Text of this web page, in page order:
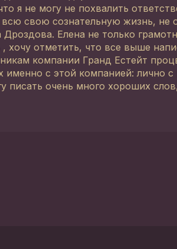
я не могу не похвалить
свою сознательную жизнь,
Елена не только
, хочу отметить, что все выше
компании Гранд Естейт
с этой компанией: лично
писать очень много хороших